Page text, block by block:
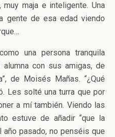
muy maja e inteligente. Una
gente de esa edad viendo
una persona tranquila
con sus amigas, de
de Moisés Mañas. “¿Qué
Les solté una turra que por
a mí también. Viendo las
estuve de añadir “que la
pasado, no penséis que